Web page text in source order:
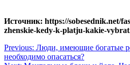
Источник: https://sobesednik.net/
zhenskie-kedy-k-platju-kakie-
Навигация
Previous: Люди, имеющие богатые
необходимо опасаться?